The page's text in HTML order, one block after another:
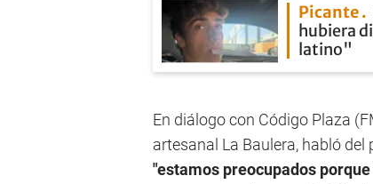
Picante
hubiera
latino"
En diálogo con Código Plaza
artesanal La Baulera, habló
"estamos preocupados